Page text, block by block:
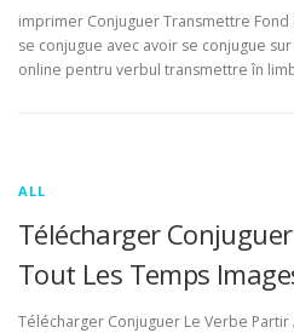
imprimer Conjuguer Transmettre
se conjugue avec avoir se conjugue
online pentru verbul transmettre în
ALL
Télécharger
Tout Les Temps
Télécharger Conjuguer Le Verbe Partir